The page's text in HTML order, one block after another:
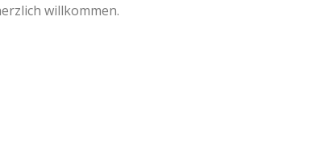
willkommen.